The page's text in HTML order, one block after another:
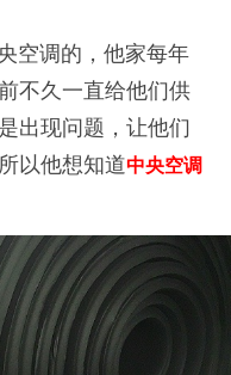
空调的，他家每年
不久一直给他们供
出现问题，让他们
以他想知道中央空调